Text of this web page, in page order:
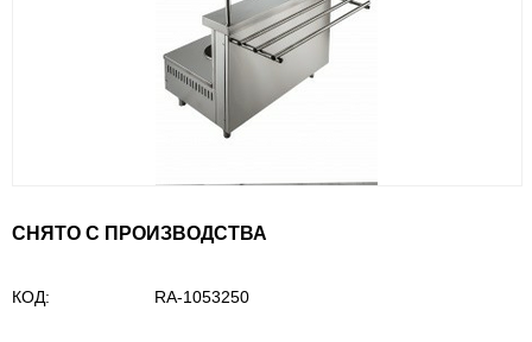
СНЯТО С ПРОИЗВОДСТВА
КОД: RA-1053250